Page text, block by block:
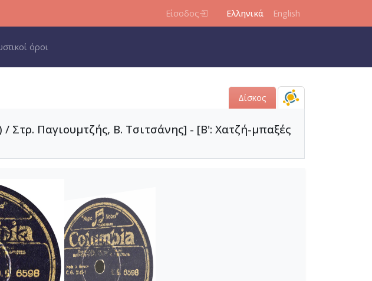
Είσοδος Ελληνικά English
όροι
Δίσκος
Στρ. Παγιουμτζής, Β. Τσιτσάνης] - [Β': Χατζή-μπαξές